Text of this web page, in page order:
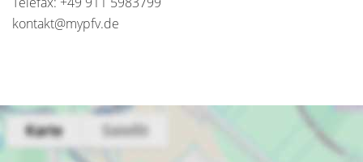
kontakt@mypfv.de